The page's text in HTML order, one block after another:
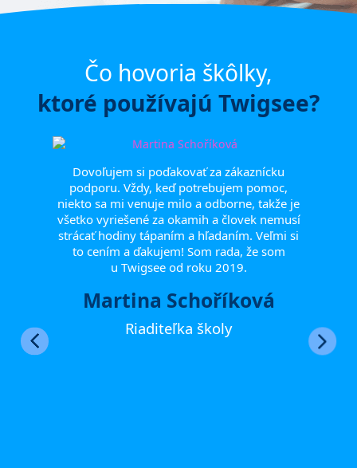
Čo hovoria škôlky,
ktoré používajú Twigsee?
Dovoľujem si poďakovať za zákaznícku
podporu. Vždy, keď potrebujem pomoc,
niekto sa mi venuje milo a odborne, takže je
všetko vyriešené za okamih a človek nemusí
strácať hodiny tápaním a hľadaním. Veľmi si
to cením a ďakujem! Som rada, že som
u Twigsee od roku 2019.
Martina Schoříková
Riaditeľka školy